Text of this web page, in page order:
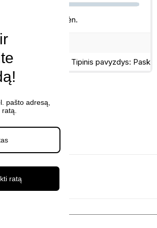
pašto adresą,
ratą